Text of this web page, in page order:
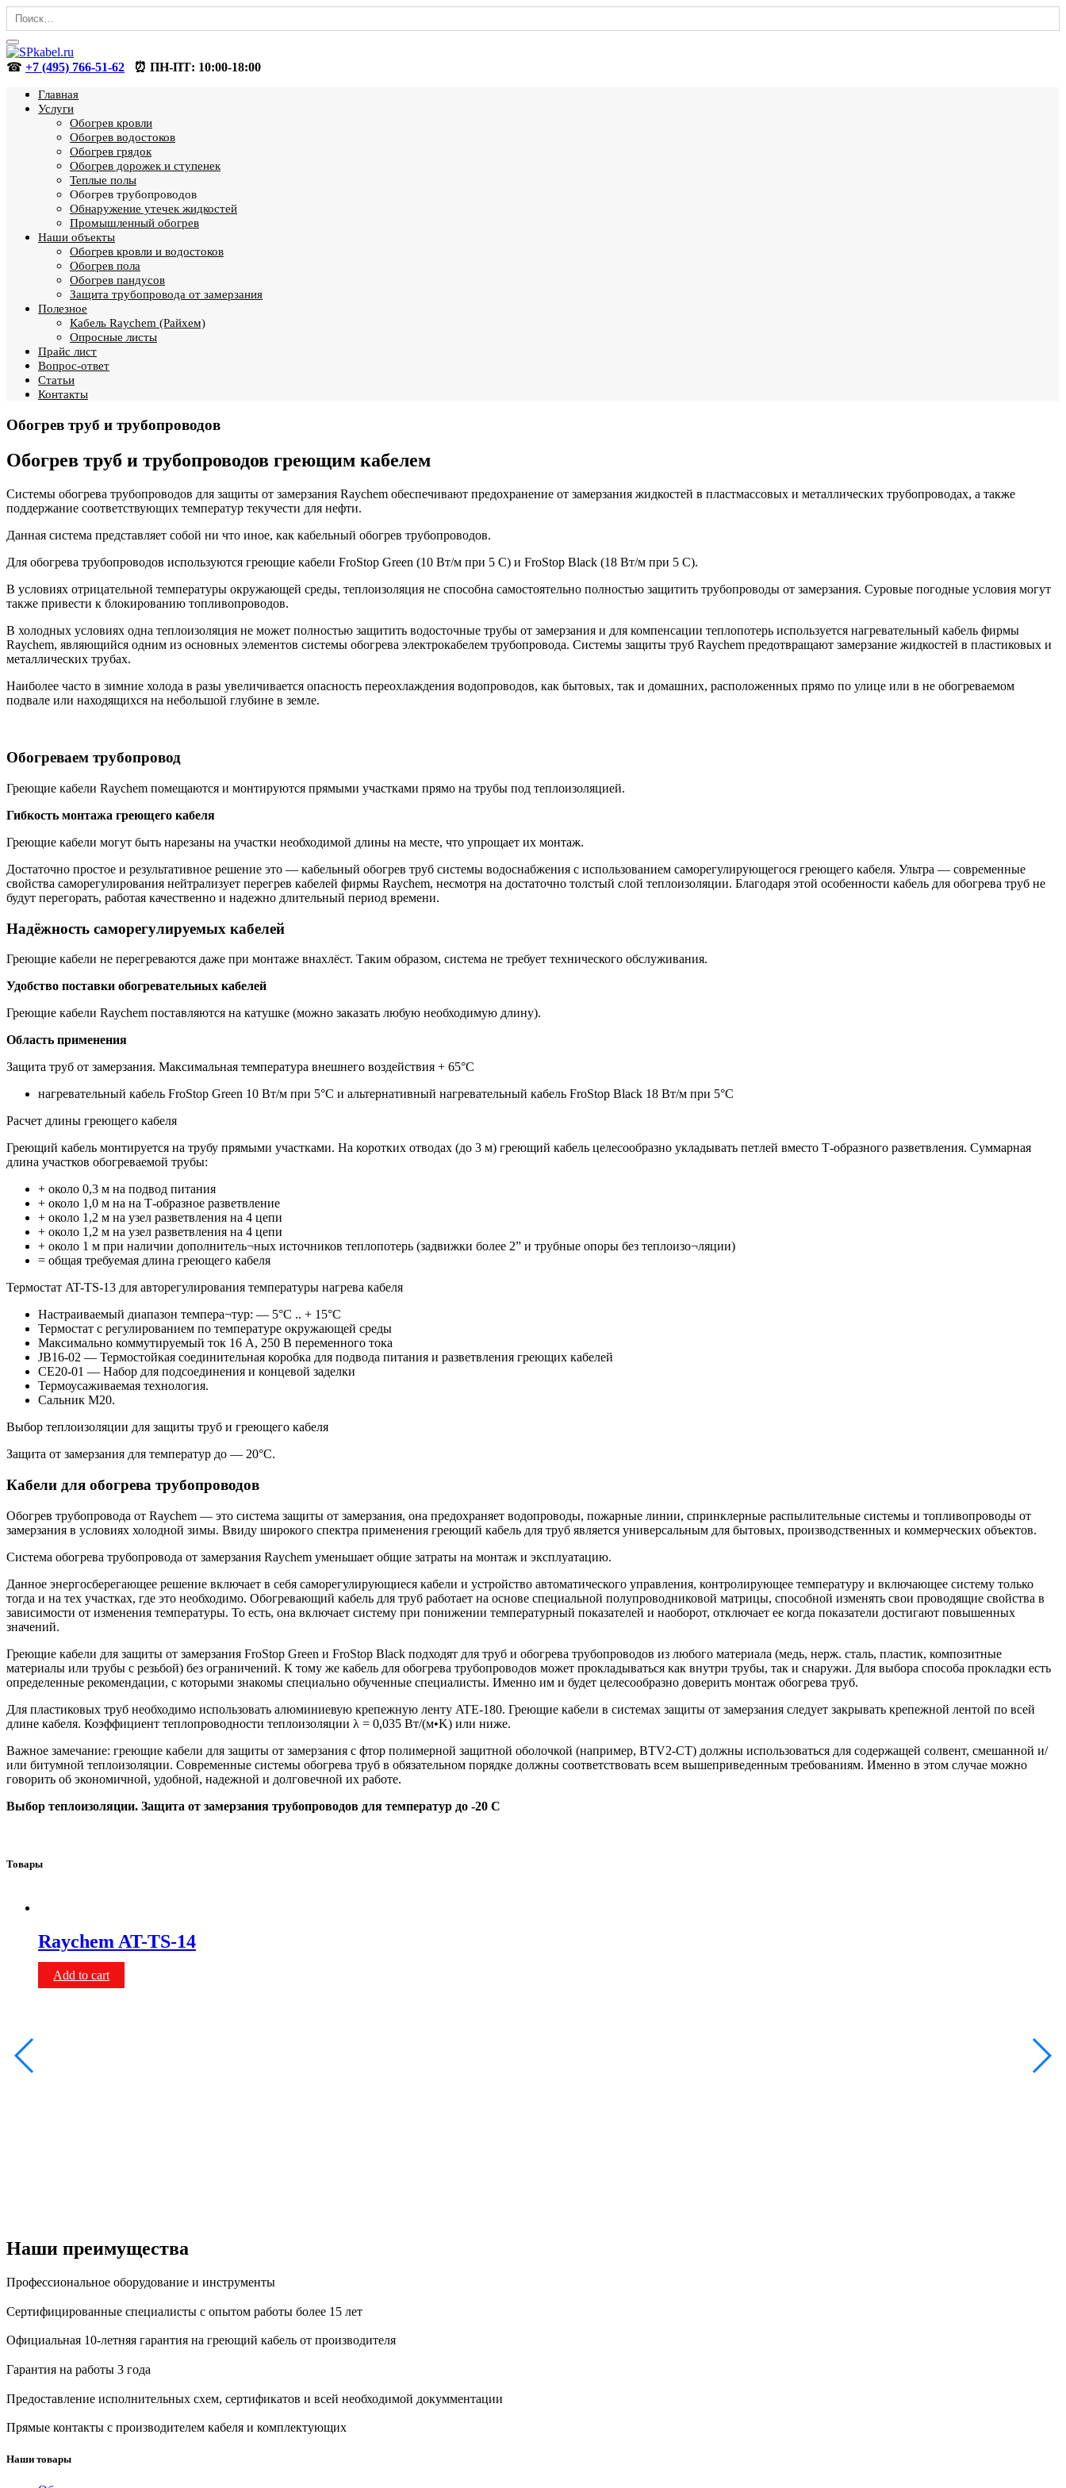
Перейти
содержанию
Search
for:
☎ +7 (495) 766-51-62 ⏰ ПН-ПТ: 10:00-18:00
Главная
Услуги
Обогрев кровли
Обогрев водостоков
Обогрев грядок
Обогрев дорожек и ступенек
Теплые полы
Обогрев трубопроводов
Обнаружение утечек жидкостей
Промышленный обогрев
Наши объекты
Обогрев кровли и водостоков
Обогрев пола
Обогрев пандусов
Защита трубопровода от замерзания
Полезное
Кабель Raychem (Райхем)
Опросные листы
Прайс лист
Вопрос-ответ
Статьи
Контакты
Обогрев труб и трубопроводов
Обогрев труб и трубопроводов греющим кабелем
Системы обогрева трубопроводов для защиты от замерзания Raychem обеспечивают предохранение от замерзания жидкостей в пластмассовых и металлических трубопроводах, а также
поддержание соответствующих температур текучести для нефти.
Данная система представляет собой ни что иное, как кабельный обогрев трубопроводов.
Для обогрева трубопроводов используются греющие кабели FroStop Green (10 Вт/м при 5 С) и FroStop Black (18 Вт/м при 5 С).
В условиях отрицательной температуры окружающей среды, теплоизоляция не способна самостоятельно полностью защитить трубопроводы от замерзания. Суровые погодные условия могут
также привести к блокированию топливопроводов.
В холодных условиях одна теплоизоляция не может полностью защитить водосточные трубы от замерзания и для компенсации теплопотерь используется нагревательный кабель фирмы
Raychem, являющийся одним из основных элементов системы обогрева электрокабелем трубопровода. Системы защиты труб Raychem предотвращают замерзание жидкостей в пластиковых и
металлических трубах.
Наиболее часто в зимние холода в разы увеличивается опасность переохлаждения водопроводов, как бытовых, так и домашних, расположенных прямо по улице или в не обогреваемом
подвале или находящихся на небольшой глубине в земле.
Обогреваем трубопровод
Греющие кабели Raychem помещаются и монтируются прямыми участками прямо на трубы под теплоизоляцией.
Гибкость монтажа греющего кабеля
Греющие кабели могут быть нарезаны на участки необходимой длины на месте, что упрощает их монтаж.
Достаточно простое и результативное решение это — кабельный обогрев труб системы водоснабжения с использованием саморегулирующегося греющего кабеля. Ультра — современные
свойства саморегулирования нейтрализует перегрев кабелей фирмы Raychem, несмотря на достаточно толстый слой теплоизоляции. Благодаря этой особенности кабель для обогрева труб не
будут перегорать, работая качественно и надежно длительный период времени.
Надёжность саморегулируемых кабелей
Греющие кабели не перегреваются даже при монтаже внахлёст. Таким образом, система не требует технического обслуживания.
Удобство поставки обогревательных кабелей
Греющие кабели Raychem поставляются на катушке (можно заказать любую необходимую длину).
Область применения
Защита труб от замерзания. Максимальная температура внешнего воздействия + 65°C
нагревательный кабель FroStop Green 10 Вт/м при 5°C и альтернативный нагревательный кабель FroStop Black 18 Вт/м при 5°C
Расчет длины греющего кабеля
Греющий кабель монтируется на трубу прямыми участками. На коротких отводах (до 3 м) греющий кабель целесообразно укладывать петлей вместо Т-образного разветвления. Суммарная
длина участков обогреваемой трубы:
+ около 0,3 м на подвод питания
+ около 1,0 м на на Т-образное разветвление
+ около 1,2 м на узел разветвления на 4 цепи
+ около 1,2 м на узел разветвления на 4 цепи
+ около 1 м при наличии дополнитель¬ных источников теплопотерь (задвижки более 2” и трубные опоры без теплоизо¬ляции)
= общая требуемая длина греющего кабеля
Термостат AT-TS-13 для авторегулирования температуры нагрева кабеля
Настраиваемый диапазон темпера¬тур: — 5°C .. + 15°C
Термостат с регулированием по температуре окружающей среды
Максимально коммутируемый ток 16 A, 250 В переменного тока
JB16-02 — Термостойкая соединительная коробка для подвода питания и разветвления греющих кабелей
CE20-01 — Набор для подсоединения и концевой заделки
Термоусаживаемая технология.
Сальник М20.
Выбор теплоизоляции для защиты труб и греющего кабеля
Защита от замерзания для температур до — 20°C.
Кабели для обогрева трубопроводов
Обогрев трубопровода от Raychem — это система защиты от замерзания, она предохраняет водопроводы, пожарные линии, спринклерные распылительные системы и топливопроводы от
замерзания в условиях холодной зимы. Ввиду широкого спектра применения греющий кабель для труб является универсальным для бытовых, производственных и коммерческих объектов.
Система обогрева трубопровода от замерзания Raychem уменьшает общие затраты на монтаж и эксплуатацию.
Данное энергосберегающее решение включает в себя саморегулирующиеся кабели и устройство автоматического управления, контролирующее температуру и включающее систему только
тогда и на тех участках, где это необходимо. Обогревающий кабель для труб работает на основе специальной полупроводниковой матрицы, способной изменять свои проводящие свойства в
зависимости от изменения температуры. То есть, она включает систему при понижении температурный показателей и наоборот, отключает ее когда показатели достигают повышенных
значений.
Греющие кабели для защиты от замерзания FroStop Green и FroStop Black подходят для труб и обогрева трубопроводов из любого материала (медь, нерж. сталь, пластик, композитные
материалы или трубы с резьбой) без ограничений. К тому же кабель для обогрева трубопроводов может прокладываться как внутри трубы, так и снаружи. Для выбора способа прокладки есть
определенные рекомендации, с которыми знакомы специально обученные специалисты. Именно им и будет целесообразно доверить монтаж обогрева труб.
Для пластиковых труб необходимо использовать алюминиевую крепежную ленту ATE-180. Греющие кабели в системах защиты от замерзания следует закрывать крепежной лентой по всей
длине кабеля. Коэффициент теплопроводности теплоизоляции λ = 0,035 Вт/(м•K) или ниже.
Важное замечание: греющие кабели для защиты от замерзания с фтор полимерной защитной оболочкой (например, BTV2-CT) должны использоваться для содержащей солвент, смешанной и/
или битумной теплоизоляции. Современные системы обогрева труб в обязательном порядке должны соответствовать всем вышеприведенным требованиям. Именно в этом случае можно
говорить об экономичной, удобной, надежной и долговечной их работе.
Выбор теплоизоляции. Защита от замерзания трубопроводов для температур до -20 С
Товары
Raychem AT-TS-14
Add to cart
Наши преимущества
Профессиональное оборудование и инструменты
Сертифицированные специалисты с опытом работы более 15 лет
Официальная 10-летняя гарантия на греющий кабель от производителя
Гарантия на работы 3 года
Предоставление исполнительных схем, сертификатов и всей необходимой докумментации
Прямые контакты с производителем кабеля и комплектующих
Наши товары